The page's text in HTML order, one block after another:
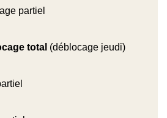
partiel
total (déblocage jeudi)